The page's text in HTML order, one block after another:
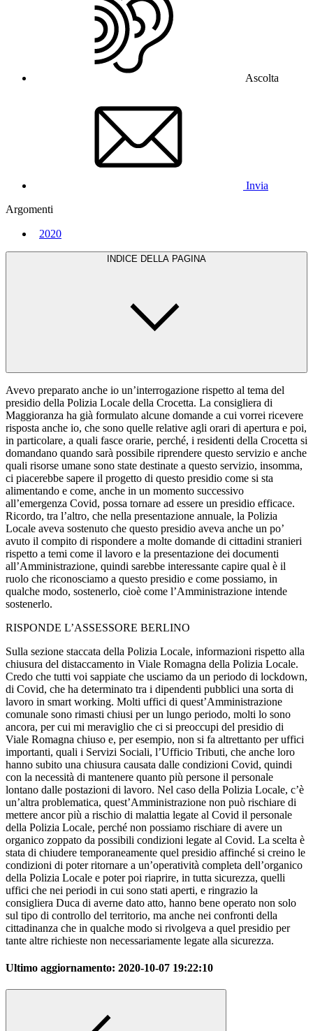
Ascolta
Invia
Argomenti
2020
INDICE DELLA PAGINA
Avevo preparato anche io un’interrogazione rispetto al tema del
presidio della Polizia Locale della Crocetta. La consigliera di
Maggioranza ha già formulato alcune domande a cui vorrei ricevere
risposta anche io, che sono quelle relative agli orari di apertura e poi,
in particolare, a quali fasce orarie, perché, i residenti della Crocetta si
domandano quando sarà possibile riprendere questo servizio e anche
quali risorse umane sono state destinate a questo servizio, insomma,
ci piacerebbe sapere il progetto di questo presidio come si sta
alimentando e come, anche in un momento successivo
all’emergenza Covid, possa tornare ad essere un presidio efficace.
Ricordo, tra l’altro, che nella presentazione annuale, la Polizia
Locale aveva sostenuto che questo presidio aveva anche un po’
avuto il compito di rispondere a molte domande di cittadini stranieri
rispetto a temi come il lavoro e la presentazione dei documenti
all’Amministrazione, quindi sarebbe interessante capire qual è il
ruolo che riconosciamo a questo presidio e come possiamo, in
qualche modo, sostenerlo, cioè come l’Amministrazione intende
sostenerlo.
RISPONDE L’ASSESSORE BERLINO
Sulla sezione staccata della Polizia Locale, informazioni rispetto alla
chiusura del distaccamento in Viale Romagna della Polizia Locale.
Credo che tutti voi sappiate che usciamo da un periodo di lockdown,
di Covid, che ha determinato tra i dipendenti pubblici una sorta di
lavoro in smart working. Molti uffici di quest’Amministrazione
comunale sono rimasti chiusi per un lungo periodo, molti lo sono
ancora, per cui mi meraviglio che ci si preoccupi del presidio di
Viale Romagna chiuso e, per esempio, non si fa altrettanto per uffici
importanti, quali i Servizi Sociali, l’Ufficio Tributi, che anche loro
hanno subito una chiusura causata dalle condizioni Covid, quindi
con la necessità di mantenere quanto più persone il personale
lontano dalle postazioni di lavoro. Nel caso della Polizia Locale, c’è
un’altra problematica, quest’Amministrazione non può rischiare di
mettere ancor più a rischio di malattia legate al Covid il personale
della Polizia Locale, perché non possiamo rischiare di avere un
organico zoppato da possibili condizioni legate al Covid. La scelta è
stata di chiudere temporaneamente quel presidio affinché si creino le
condizioni di poter ritornare a un’operatività completa dell’organico
della Polizia Locale e poter poi riaprire, in tutta sicurezza, quelli
uffici che nei periodi in cui sono stati aperti, e ringrazio la
consigliera Duca di averne dato atto, hanno bene operato non solo
sul tipo di controllo del territorio, ma anche nei confronti della
cittadinanza che in qualche modo si rivolgeva a quel presidio per
tante altre richieste non necessariamente legate alla sicurezza.
Ultimo aggiornamento: 2020-10-07 19:22:10